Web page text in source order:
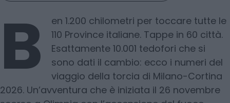
B
en 1.200 chilometri per toccare tutte le
110 Province italiane. Tappe in 60 città.
Esattamente 10.001 tedofori che si
sono dati il cambio: ecco i numeri del
viaggio della torcia di Milano-Cortina
2026. Un’avventura che è iniziata il 26 novembre